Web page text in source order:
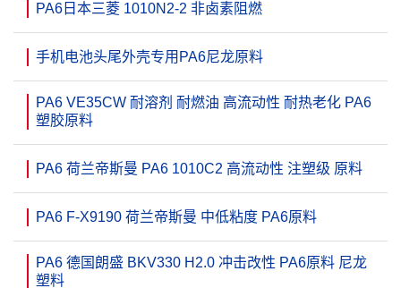
PA6日本三菱 1010N2-2 非卤素阻燃
手机电池头尾外壳专用PA6尼龙原料
PA6 VE35CW 耐溶剂 耐燃油 高流动性 耐热老化 PA6
塑胶原料
PA6 荷兰帝斯曼 PA6 1010C2 高流动性 注塑级 原料
PA6 F-X9190 荷兰帝斯曼 中低粘度 PA6原料
PA6 德国朗盛 BKV330 H2.0 冲击改性 PA6原料 尼龙
塑料